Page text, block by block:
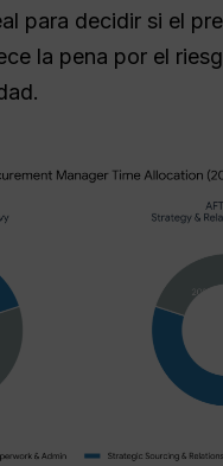
para decidir si el
la pena por el